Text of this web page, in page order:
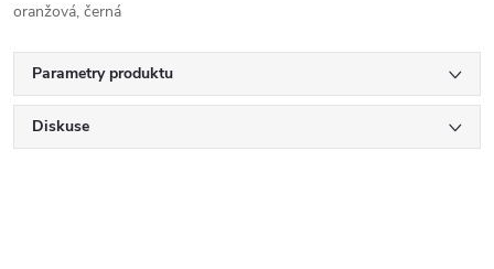
oranžová, černá
Parametry produktu
Diskuse